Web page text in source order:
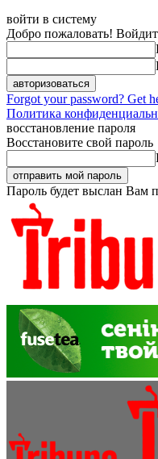
войти в систему
Добро пожаловать!
Forgot your password? Get
Политика
восстановление пароля
Восстановите свой пароль
Пароль будет выслан Вам